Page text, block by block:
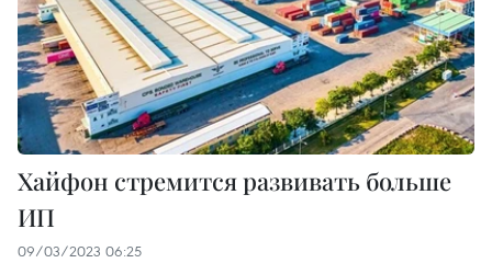
Хайфон стремится развивать больше
ИП
09/03/2023 06:25